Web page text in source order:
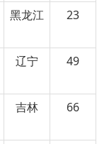
黑龙江 23
辽宁 49
吉林 66